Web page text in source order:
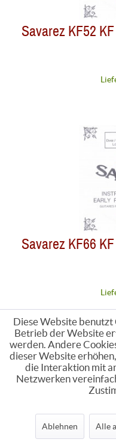
Savarez KF52
Savarez KF66
Diese Website benutzt
Betrieb der Website
werden. Andere
dieser Website
die Interaktion mit
Netzwerken
Ablehnen Alle